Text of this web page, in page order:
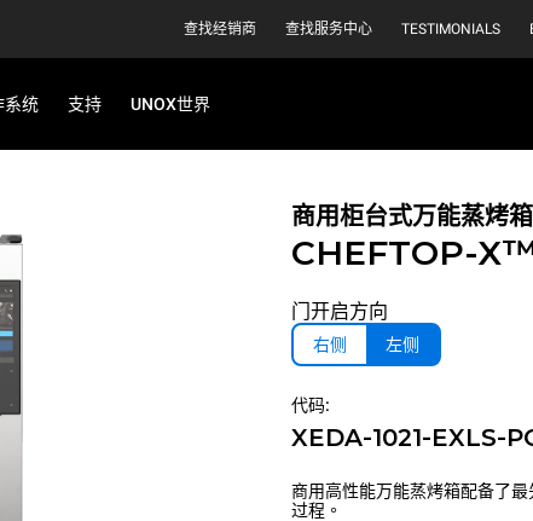
查找经销商 查找服务中心 TESTIMONIALS
系统 支持 UNOX世界
商用柜台式万能蒸烤箱
CHEFTOP-
门开启方向
右侧 左侧
代码:
XEDA-1021-EXLS-
商用高性能万能蒸烤箱配备了
过程。